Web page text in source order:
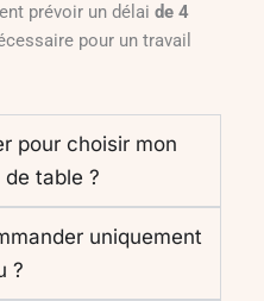
prévoir un délai de 4
pour un travail
pour choisir mon
table ?
uniquement
?